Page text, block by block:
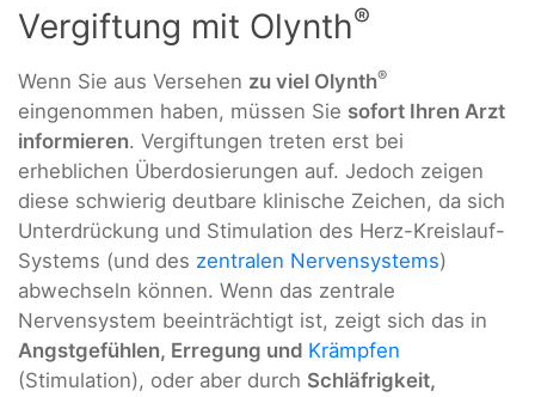
Vergiftung mit Olynth®
Wenn Sie aus Versehen zu viel Olynth®
eingenommen haben, müssen Sie sofort Ihren Arzt
informieren. Vergiftungen treten erst bei
erheblichen Überdosierungen auf. Jedoch zeigen
diese schwierig deutbare klinische Zeichen, da sich
Unterdrückung und Stimulation des Herz-Kreislauf-
Systems (und des zentralen Nervensystems)
abwechseln können. Wenn das zentrale
Nervensystem beeinträchtigt ist, zeigt sich das in
Angstgefühlen, Erregung und Krämpfen
(Stimulation), oder aber durch Schläfrigkeit,